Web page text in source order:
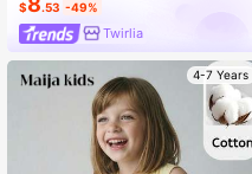
$ .53 -49%
Twirlia
4-7 Years